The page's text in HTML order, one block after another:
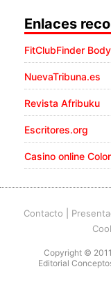
Enlaces
FitClubFinder
NuevaTribuna.es
Revista Afribuku
Escritores.org
Casino online
Contacto
Copyright ©
Editorial